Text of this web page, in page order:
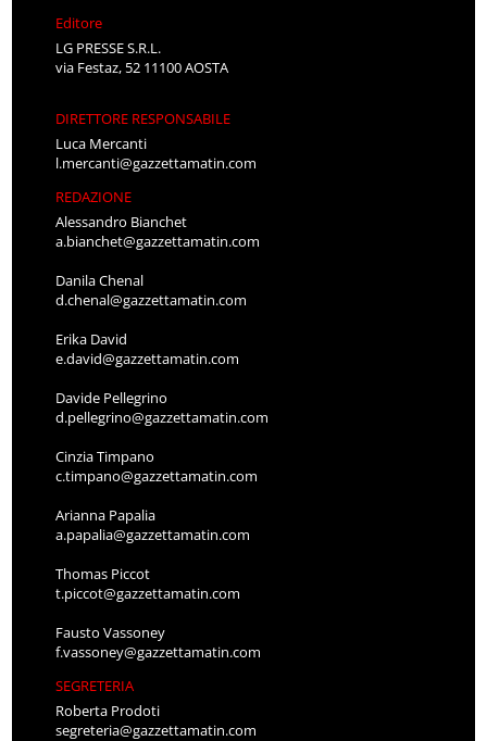
Editore
LG PRESSE S.R.L.
via Festaz, 52 11100 AOSTA
DIRETTORE RESPONSABILE
Luca Mercanti
l.mercanti@gazzettamatin.com
REDAZIONE
Alessandro Bianchet
a.bianchet@gazzettamatin.com
Danila Chenal
d.chenal@gazzettamatin.com
Erika David
e.david@gazzettamatin.com
Davide Pellegrino
d.pellegrino@gazzettamatin.com
Cinzia Timpano
c.timpano@gazzettamatin.com
Arianna Papalia
a.papalia@gazzettamatin.com
Thomas Piccot
t.piccot@gazzettamatin.com
Fausto Vassoney
f.vassoney@gazzettamatin.com
SEGRETERIA
Roberta Prodoti
segreteria@gazzettamatin.com